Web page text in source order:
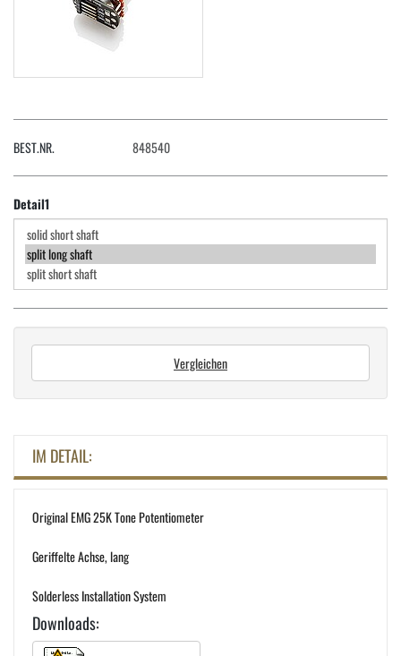
BEST.NR. 848540
Detail1
Vergleichen
IM DETAIL:
Original EMG 25K Tone Potentiometer
Geriffelte Achse, lang
Solderless Installation System
Downloads: